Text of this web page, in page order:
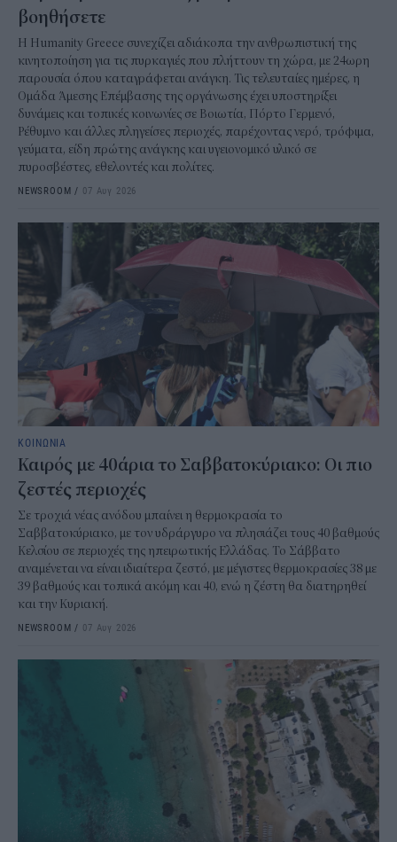
βοηθήσετε
Η Humanity Greece συνεχίζει αδιάκοπα την ανθρωπιστική της
κινητοποίηση για τις πυρκαγιές που πλήττουν τη χώρα, με 24ωρη
παρουσία όπου καταγράφεται ανάγκη. Τις τελευταίες ημέρες, η
Ομάδα Άμεσης Επέμβασης της οργάνωσης έχει υποστηρίξει
δυνάμεις και τοπικές κοινωνίες σε Βοιωτία, Πόρτο Γερμενό,
Ρέθυμνο και άλλες πληγείσες περιοχές, παρέχοντας νερό, τρόφιμα,
γεύματα, είδη πρώτης ανάγκης και υγειονομικό υλικό σε
πυροσβέστες, εθελοντές και πολίτες.
NEWSROOM / 07 Αυγ 2026
ΚΟΙΝΩΝΙΑ
Καιρός με 40άρια το Σαββατοκύριακο: Οι πιο
ζεστές περιοχές
Σε τροχιά νέας ανόδου μπαίνει η θερμοκρασία το
Σαββατοκύριακο, με τον υδράργυρο να πλησιάζει τους 40 βαθμούς
Κελσίου σε περιοχές της ηπειρωτικής Ελλάδας. Το Σάββατο
αναμένεται να είναι ιδιαίτερα ζεστό, με μέγιστες θερμοκρασίες 38 με
39 βαθμούς και τοπικά ακόμη και 40, ενώ η ζέστη θα διατηρηθεί
και την Κυριακή.
NEWSROOM / 07 Αυγ 2026